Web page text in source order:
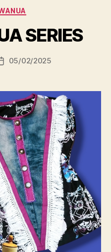
Categories
SERIES
05/02/2025